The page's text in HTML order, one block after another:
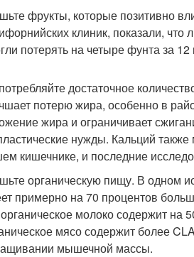
фрукты, которые позитивно
клиник, показали,
потерять на четыре фунта за
достаточное
потерю жира, особенно в
жира и ограничивает
нужды. Кальций
кишечнике, и последние
органическую пищу. В одном
примерно на 70 процентов
органическое молоко содержит
мясо содержит более
мышечной массы.